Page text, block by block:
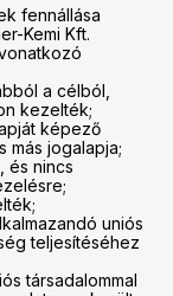
fennállása
Kemi Kft.
a célból,
kezelték;
képező
más jogalapja;
és nincs
uniós
teljesítéséhez
társadalommal